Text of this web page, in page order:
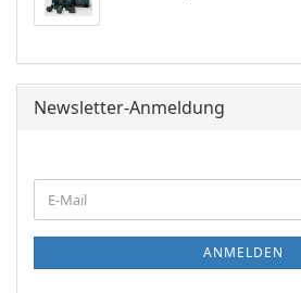
Newsletter-Anmeldung
ZUR
NEWSLETTER-
E-
Mail
ANMELDEN